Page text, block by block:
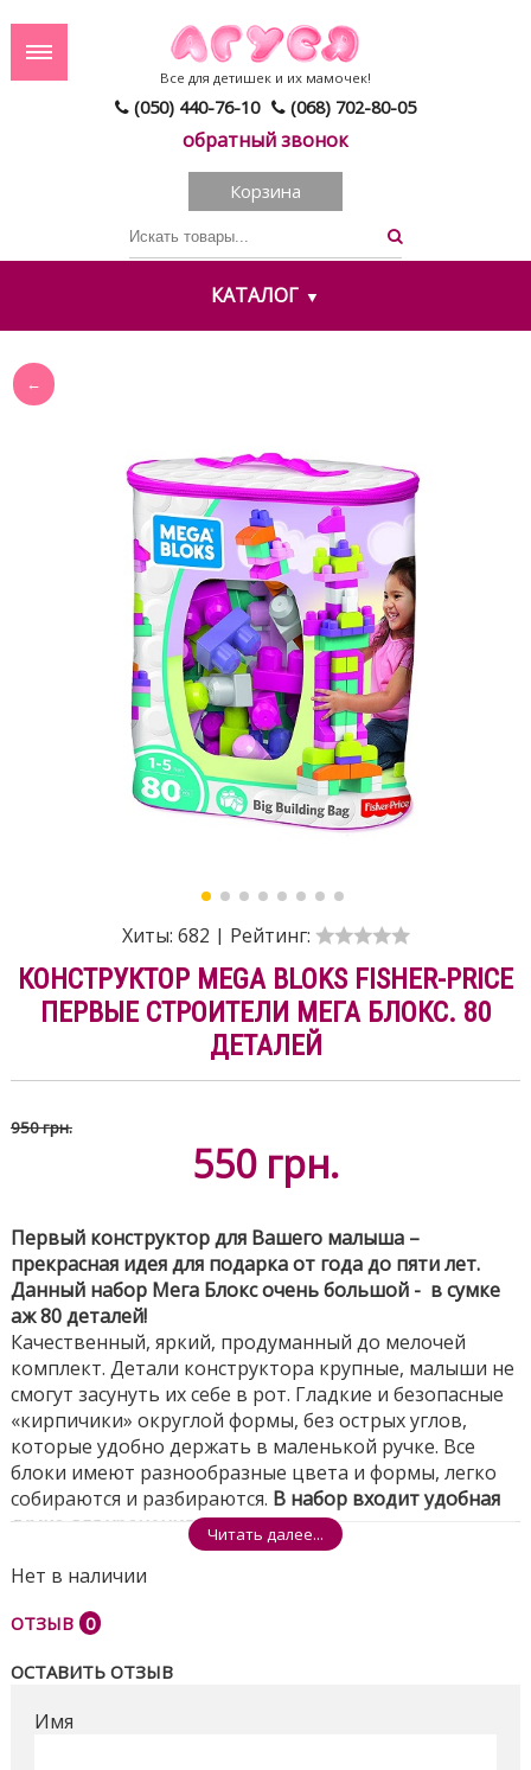
(050) 440-76-10 (068) 702-80-05
обратный звонок
Все для детишек и их мамочек!
Корзина
КАТАЛОГ
Хиты: 682 | Рейтинг:
КОНСТРУКТОР MEGA BLOKS FISHER-PRICE
ПЕРВЫЕ СТРОИТЕЛИ МЕГА БЛОКС. 80
ДЕТАЛЕЙ
950 грн.
550 грн.
Первый конструктор для Вашего малыша –
прекрасная идея для подарка от года до пяти лет.
Данный набор Мега Блокс очень большой - в сумке
аж 80 деталей!
Качественный, яркий, продуманный до мелочей
комплект. Детали конструктора крупные, малыши не
смогут засунуть их себе в рот. Гладкие и безопасные
«кирпичики» округлой формы, без острых углов,
которые удобно держать в маленькой ручке. Все
блоки имеют разнообразные цвета и формы, легко
собираются и разбираются. В набор входит удобная
сумка для хранения.
Эти милые блоки стимулирует игру с
неограниченными вариантами и помогают
моторику рук, логику и воображение.
обучающего строительства
Читать далее...
Нет в наличии
ОТЗЫВ 0
ОСТАВИТЬ ОТЗЫВ
Имя